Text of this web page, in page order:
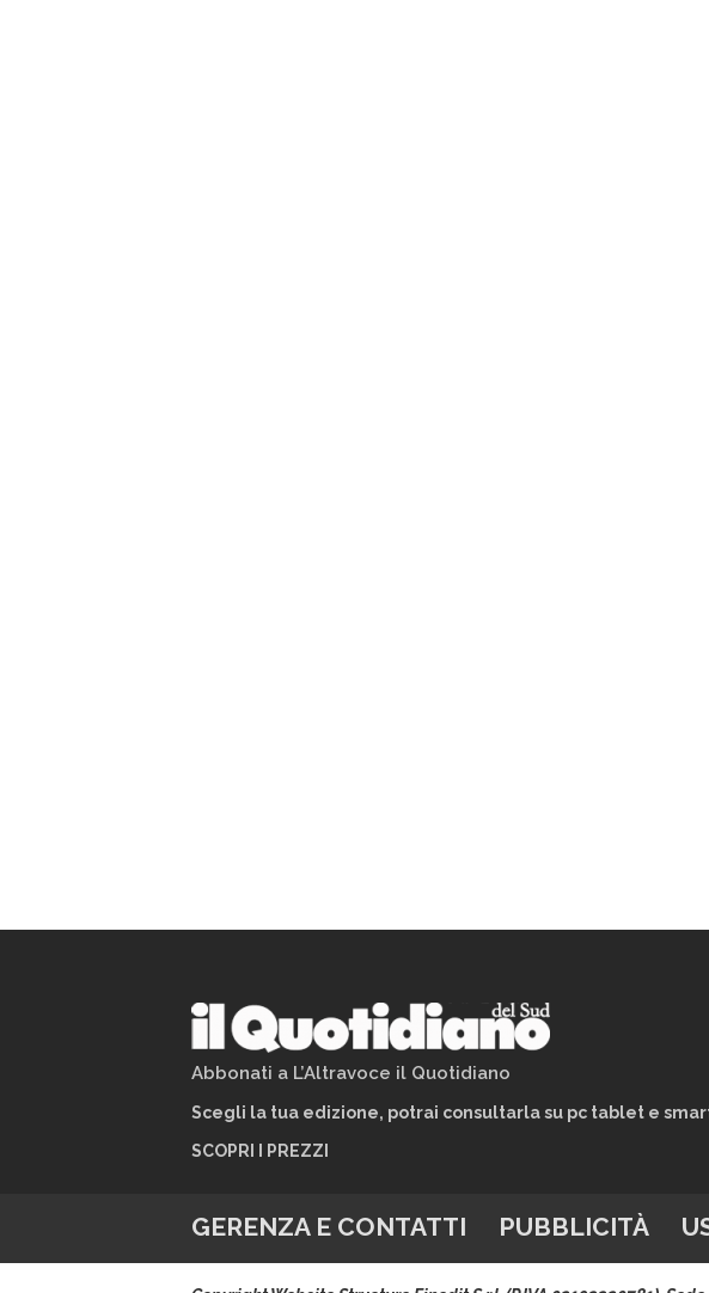
Abbonati a L’Altravoce il Quotidiano
Scegli la tua edizione, potrai consultarla su pc tablet e
SCOPRI I PREZZI
GERENZA E CONTATTI PUBBLICITÀ